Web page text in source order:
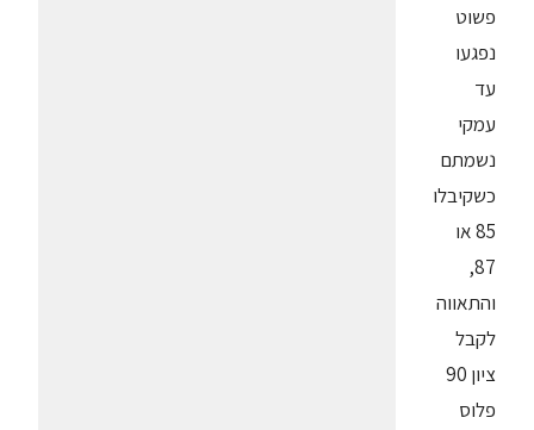
פשוט
נפגעו
עד
עמקי
נשמתם
כשקיבלו
85 או
87,
והתאווה
לקבל
ציון 90
פלוס